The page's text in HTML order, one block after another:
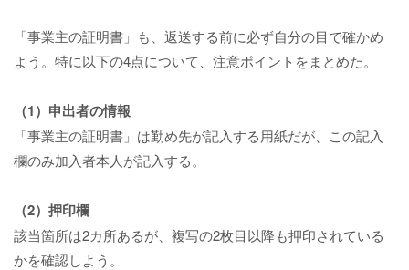
「事業主の証明書」も、返送する前に必ず自分の目で確かめ
よう。特に以下の4点について、注意ポイントをまとめた。
（1）申出者の情報
「事業主の証明書」は勤め先が記入する用紙だが、この記入
欄のみ加入者本人が記入する。
（2）押印欄
該当箇所は2カ所あるが、複写の2枚目以降も押印されている
かを確認しよう。